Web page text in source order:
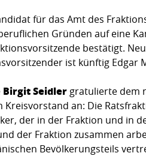
für das Amt des
Gründen auf eine
bestätigt.
ist künftig Edgar
Birgit Seidler gratulierte dem
an: Die
der in der Fraktion und in
der Fraktion zusammen
Bevölkerungsteils